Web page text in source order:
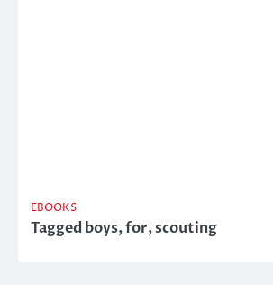
EBOOKS
Taggedboys,for,scouting